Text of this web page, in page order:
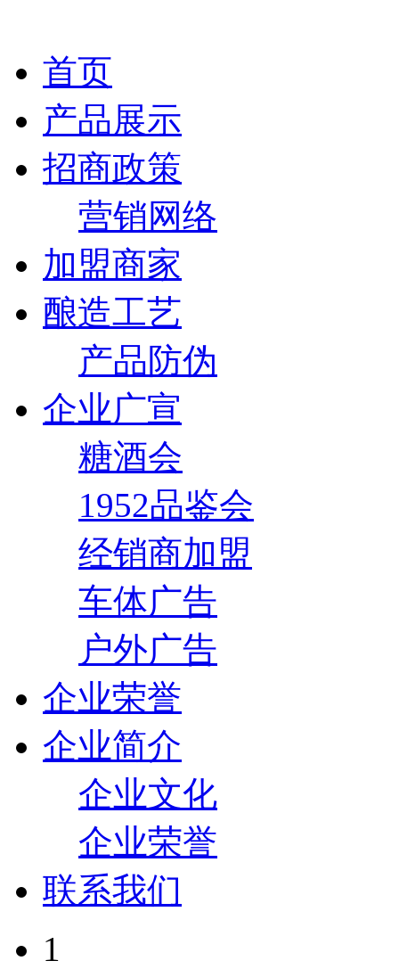
首页
产品展示
招商政策
营销网络
加盟商家
酿造工艺
产品防伪
企业广宣
糖酒会
1952品鉴会
经销商加盟
车体广告
户外广告
企业荣誉
企业简介
企业文化
企业荣誉
联系我们
1